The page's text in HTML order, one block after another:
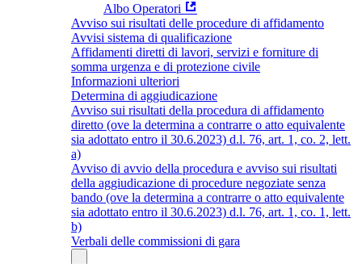
Albo Operatori
Avviso sui risultati delle procedure di affidamento
Avvisi sistema di qualificazione
Affidamenti diretti di lavori, servizi e forniture di
somma urgenza e di protezione civile
Informazioni ulteriori
Determina di aggiudicazione
Avviso sui risultati della procedura di affidamento
diretto (ove la determina a contrarre o atto equivalente
sia adottato entro il 30.6.2023) d.l. 76, art. 1, co. 2, lett.
a)
Avviso di avvio della procedura e avviso sui risultati
della aggiudicazione di procedure negoziate senza
bando (ove la determina a contrarre o atto equivalente
sia adottato entro il 30.6.2023) d.l. 76, art. 1, co. 1, lett.
b)
Verbali delle commissioni di gara